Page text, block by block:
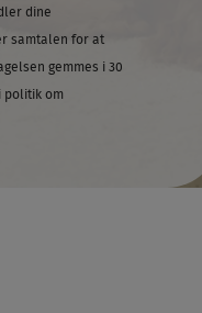
dine
samtalen for at
gemmes i 30
politik om